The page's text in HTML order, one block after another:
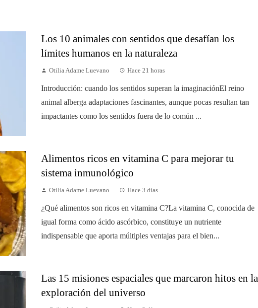
Los 10 animales con sentidos que desafían los
límites humanos en la naturaleza
Otilia Adame Luevano Hace 21 horas
Introducción: cuando los sentidos superan la imaginaciónEl reino
animal alberga adaptaciones fascinantes, aunque pocas resultan tan
impactantes como los sentidos fuera de lo común ...
Alimentos ricos en vitamina C para mejorar tu
sistema inmunológico
Otilia Adame Luevano Hace 3 días
¿Qué alimentos son ricos en vitamina C?La vitamina C, conocida de
igual forma como ácido ascórbico, constituye un nutriente
indispensable que aporta múltiples ventajas para el bien...
Las 15 misiones espaciales que marcaron hitos en la
exploración del universo